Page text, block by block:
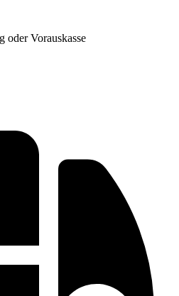
oder Vorauskasse